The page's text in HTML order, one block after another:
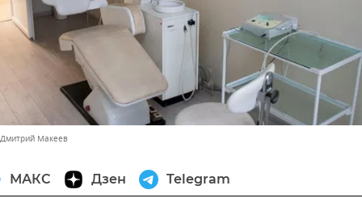
Макеев
МАКС Дзен Telegram